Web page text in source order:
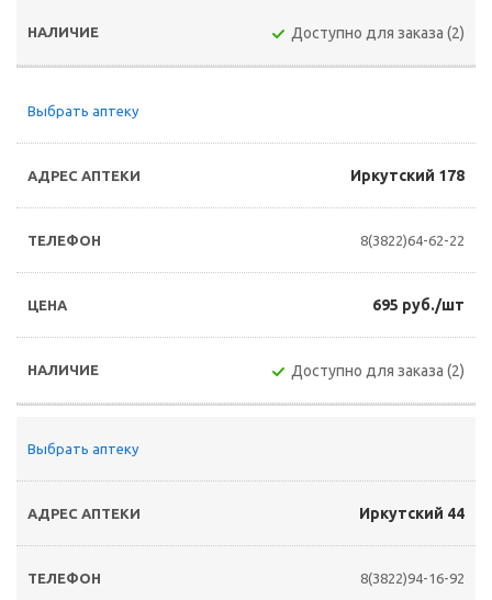
Доступно для заказа (2)
Выбрать аптеку
Иркутский 178
8(3822)64-62-22
695 руб./шт
Доступно для заказа (2)
Выбрать аптеку
Иркутский 44
8(3822)94-16-92